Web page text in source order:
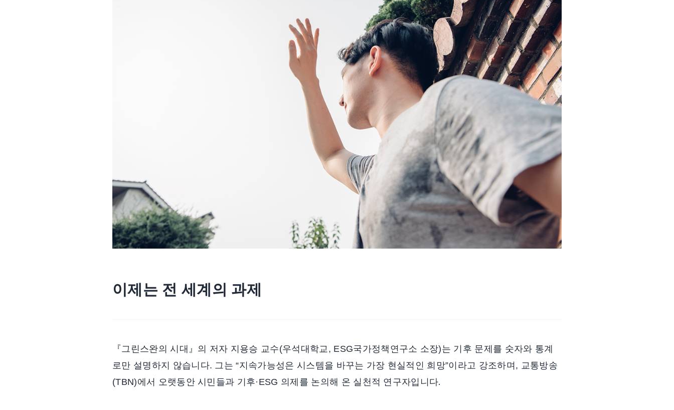
이제는 전 세계의 과제
『그린스완의 시대』의 저자 지용승 교수(우석대학교, ESG국가정책연구소 소장)는 기후 문제를 숫자와 통계
로만 설명하지 않습니다. 그는 “지속가능성은 시스템을 바꾸는 가장 현실적인 희망”이라고 강조하며, 교통방송
(TBN)에서 오랫동안 시민들과 기후·ESG 의제를 논의해 온 실천적 연구자입니다.